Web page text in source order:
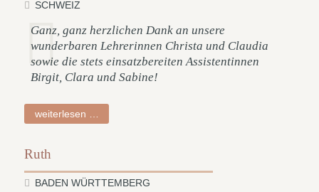
SCHWEIZ
Ganz, ganz herzlichen Dank an unsere
wunderbaren Lehrerinnen Christa und Claudia
sowie die stets einsatzbereiten Assistentinnen
Birgit, Clara und Sabine!
weiterlesen …
Ruth
BADEN WÜRTTEMBERG